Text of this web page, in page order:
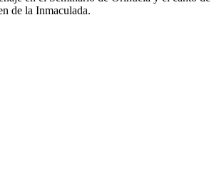
de la Inmaculada.